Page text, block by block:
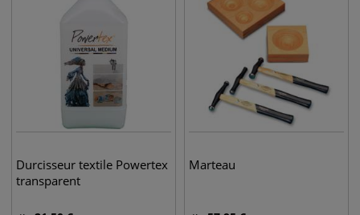
Durcisseur textile Powertex
transparent
Marteau